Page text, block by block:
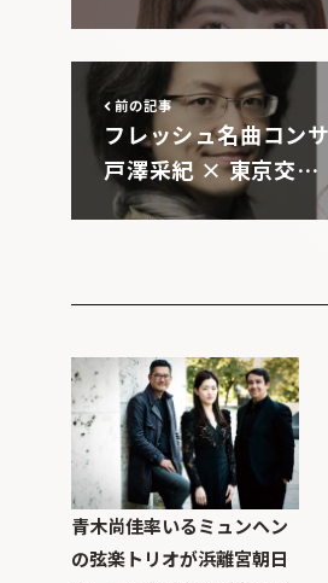
前の記事
フレッシュ名曲コン
戸澤采紀 × 東京交…
青木尚佳率いるミュンヘン
の弦楽トリオが浜離宮朝日